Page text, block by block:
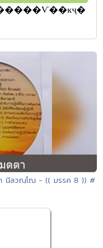
นีลวณฺโณ - (( มรรค 8 )) #